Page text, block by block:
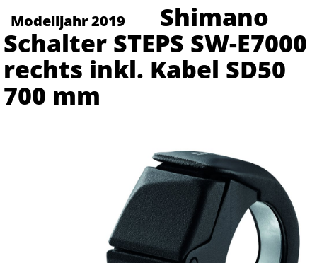
Modelljahr 2019
Shimano
Schalter STEPS SW-E7000
rechts inkl. Kabel SD50
700 mm